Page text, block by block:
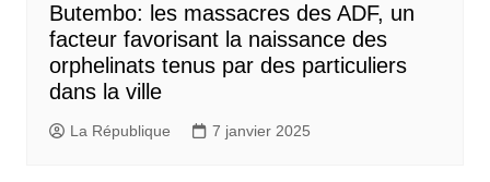
Butembo: les massacres des ADF, un
facteur favorisant la naissance des
orphelinats tenus par des particuliers
dans la ville
La République 7 janvier 2025